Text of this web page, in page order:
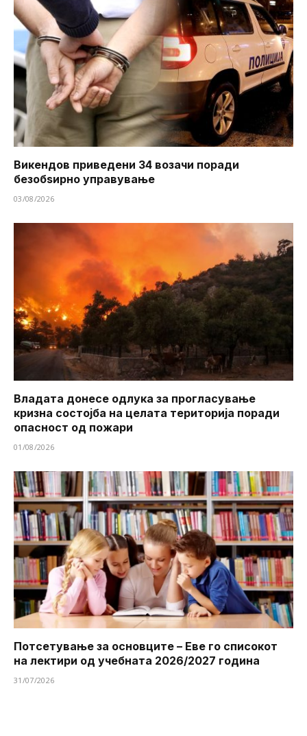
Викендов приведени 34 возачи поради
безобѕирно управување
03/08/2026
Владата донесе одлука за прогласување
кризна состојба на целата територија поради
опасност од пожари
01/08/2026
Потсетување за основците – Еве го списокот
на лектири од учебната 2026/2027 година
31/07/2026